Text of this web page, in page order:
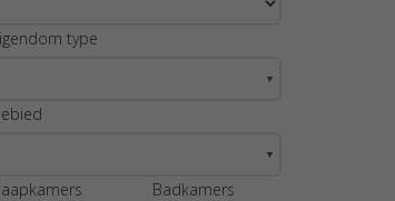
type
▼
▼
Badkamers